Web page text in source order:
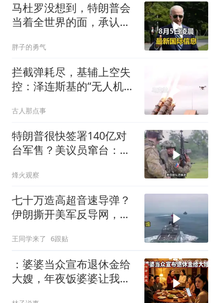
马杜罗没想到，特朗普会
当着全世界的面，承认一
胖子的勇气
拦截弹耗尽，基辅上空失
控：泽连斯基的“无人机神
古人那点事
特朗普很快签署140亿对
台军售？美议员窜台：必
烽火观察
七十万造高超音速导弹？
伊朗撕开美军反导网，炸
王同学来了 6跟贴
：婆婆当众宣布退休金给
大嫂，年夜饭婆婆让我结